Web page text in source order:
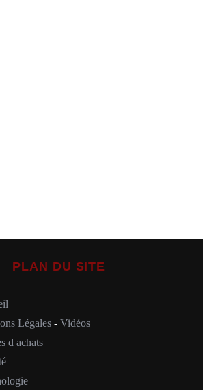
PLAN DU SITE
Légales- Vidéos
d achats